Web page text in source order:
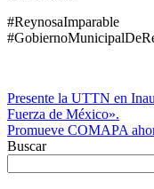
#ReynosaImparable
Navegación
de
entradas
Presente la UTTN en
Fuerza de México».
Promueve COMAPA
Buscar